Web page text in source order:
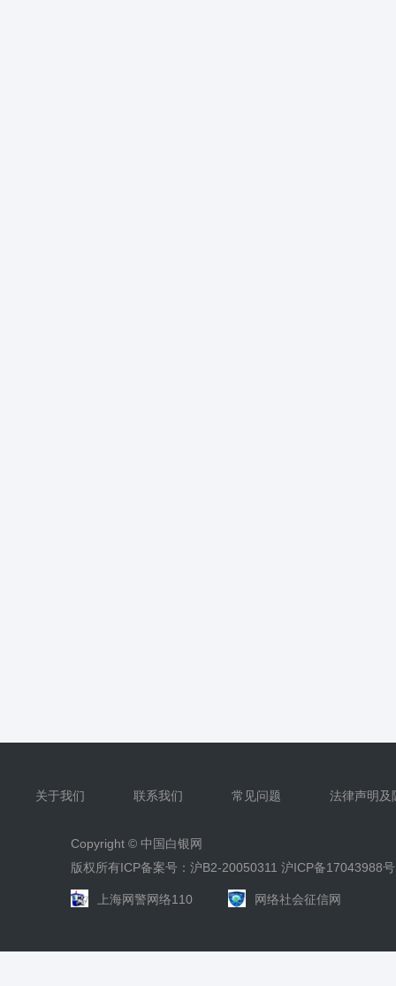
关于我们 联系我们 常见问题 法律声明及
Copyright © 中国白银网
版权所有ICP备案号：沪B2-20050311 沪ICP备17043988号
上海网警网络110 网络社会征信网